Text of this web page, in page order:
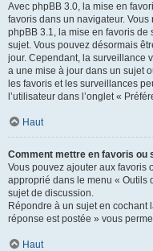
Avec phpBB 3.0, la mise en
favoris dans un navigateur.
phpBB 3.1, la mise en favoris de
sujet. Vous pouvez désormais
jour. Cependant, la surveillance
a une mise à jour dans un sujet
les favoris et les surveillances
l’utilisateur dans l’onglet «
Haut
Comment mettre en favoris ou
Vous pouvez ajouter aux favoris
approprié dans le menu « Outils
sujet de discussion.
Répondre à un sujet en cochant
réponse est postée » vous
Haut